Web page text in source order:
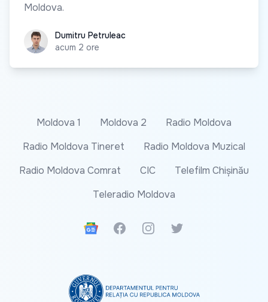
Moldova.
Dumitru Petruleac
Dumitru Petruleac
acum 2 ore
Moldova 1 Moldova 2
Radio Moldova
Radio Moldova Tineret
Radio Moldova Muzical
Radio Moldova Comrat
CIC
Telefilm Chișinău
Teleradio Moldova
Google News
FacebookInstagramTwitter